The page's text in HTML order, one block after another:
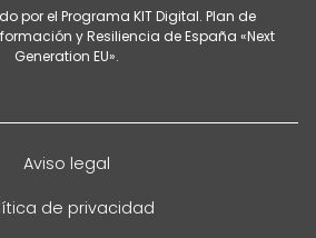
por el Programa KIT Digital. Plan de
y Resiliencia de España «Next
Generation EU».
Aviso legal
de privacidad